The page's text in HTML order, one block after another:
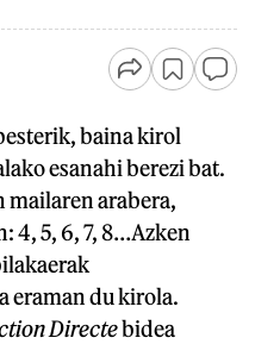
baina kirol
esanahi berezi bat.
mailaren arabera,
4, 5, 6, 7, 8…Azken
eraman du kirola.
Directebidea